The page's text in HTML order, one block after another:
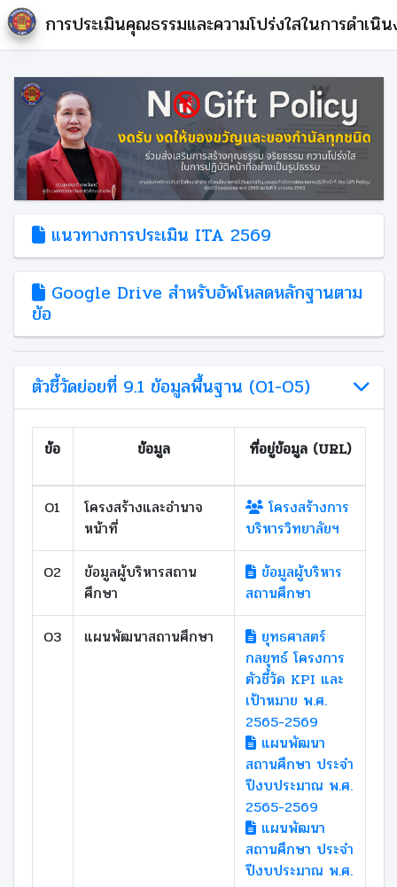
การประเมินคุณธรรมและความโปร่งใสในการดำ
แนวทางการประเมิน ITA 2569
Google Drive สำหรับอัพโหลดหลักฐานตาม
ข้อ
ตัวชี้วัดย่อยที่ 9.1 ข้อมูลพื้นฐาน (O1-O5)
ข้อ ข้อมูล ที่อยู่ข้อมูล (URL)
O1
โครงสร้างและอำนาจ
หน้าที่
โครงสร้างการ
บริหารวิทยาลัยฯ
O2
ข้อมูลผู้บริหารสถาน
ศึกษา
ข้อมูลผู้บริหาร
สถานศึกษา
O3
แผนพัฒนาสถานศึกษา
ยุทธศาสตร์
กลยุทธ์ โครงการ
ตัวชี้วัด KPI และ
เป้าหมาย พ.ศ.
2565-2569
แผนพัฒนา
สถานศึกษา ประจำ
ปีงบประมาณ พ.ศ.
2565-2569
แผนพัฒนา
สถานศึกษา ประจำ
ปีงบประมาณ พ.ศ.